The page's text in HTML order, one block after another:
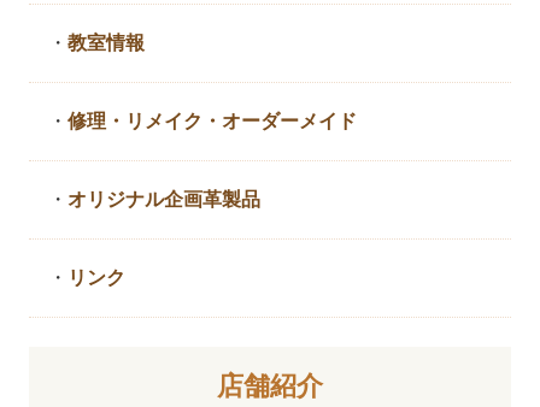
・教室情報
・修理・リメイク・ オーダーメイド
・ オリジナル企画革製品
・ リンク
店舗紹介